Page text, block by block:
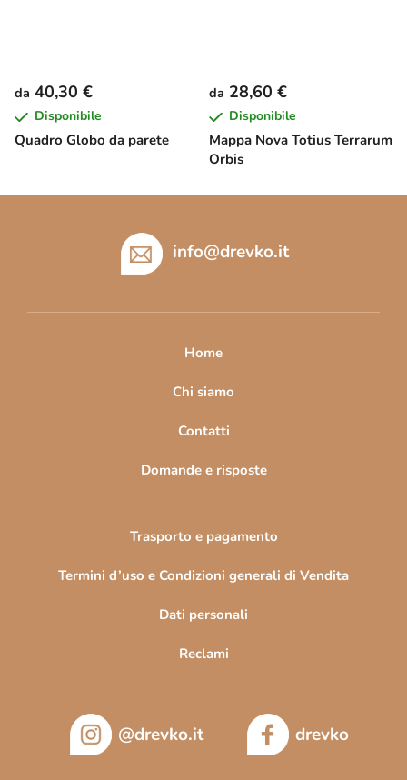
Quadro Globo da parete
da 40,30 €
Disponibile
Mappa Nova Totius Terrarum
Orbis
da 28,60 €
Disponibile
info@drevko.it
Home
Chi siamo
Contatti
Domande e risposte
Trasporto e pagamento
Termini d’uso e Condizioni generali di Vendita
Dati personali
Reclami
@drevko.it drevko